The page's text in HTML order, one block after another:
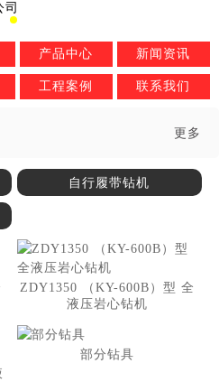
产品中心 新闻资讯
工程案例 联系我们
更多
自行履带钻机
ZDY1350 （KY-600B）型 全
液压岩心钻机
部分钻具